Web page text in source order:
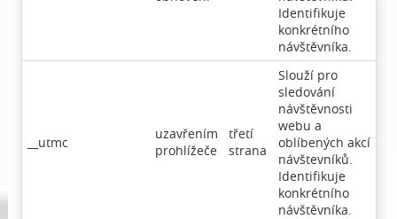
Identifikuje
konkrétního
návštěvníka.
__utmc
uzavřením
prohlížeče
třetí
strana
Slouží pro
sledování
návštěvnosti
webu a
oblíbených akcí
návštevníků.
Identifikuje
konkrétního
návštěvníka.